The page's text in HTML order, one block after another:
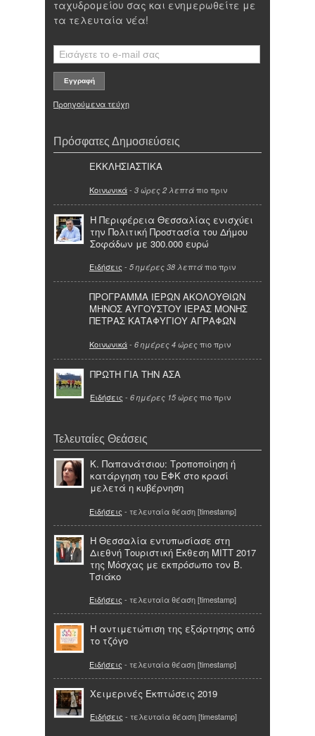
ταχυδρομείου σας και ενημερωθείτε με
τα τελευταία νέα!
Προηγούμενα τεύχη
Πρόσφατες Δημοσιεύσεις
ΕΚΚΛΗΣΙΑΣΤΙΚΑ
Κοινωνικά- 3 ώρες 2 λεπτά πιο πριν
Η Περιφέρεια Θεσσαλίας ενισχύει
την Πολιτική Προστασία του Δήμου
Σοφάδων με 300.000 ευρώ
Ειδήσεις - 5 ημέρες 38 λεπτά πιο πριν
ΠΡΟΓΡΑΜΜΑ ΙΕΡΩΝ ΑΚΟΛΟΥΘΙΩΝ
ΜΗΝΟΣ ΑΥΓΟΥΣΤΟΥ ΙΕΡΑΣ ΜΟΝΗΣ
ΠΕΤΡΑΣ ΚΑΤΑΦΥΓΙΟΥ ΑΓΡΑΦΩΝ
Κοινωνικά- 6 ημέρες 4 ώρες πιο πριν
ΠΡΩΤΗ ΓΙΑ ΤΗΝ ΑΣΑ
Ειδήσεις - 6 ημέρες 15 ώρες πιο πριν
Τελευταίες Θεάσεις
Κ. Παπανάτσιου: Τροποποίηση ή
κατάργηση του ΕΦΚ στο κρασί
μελετά η κυβέρνηση
Ειδήσεις - τελευταία θέαση [timestamp]
Η Θεσσαλία εντυπωσίασε στη
Διεθνή Τουριστική Έκθεση ΜΙΤΤ 2017
της Μόσχας με εκπρόσωπο τον Β.
Τσιάκο
Ειδήσεις - τελευταία θέαση [timestamp]
Η αντιμετώπιση της εξάρτησης από
το τζόγο
Ειδήσεις - τελευταία θέαση [timestamp]
Χειμερινές Εκπτώσεις 2019
Ειδήσεις - τελευταία θέαση [timestamp]